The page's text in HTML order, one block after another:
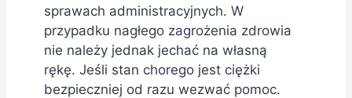
sprawach administracyjnych. W
przypadku nagłego zagrożenia zdrowia
nie należy jednak jechać na własną
rękę. Jeśli stan chorego jest ciężki
bezpieczniej od razu wezwać pomoc.